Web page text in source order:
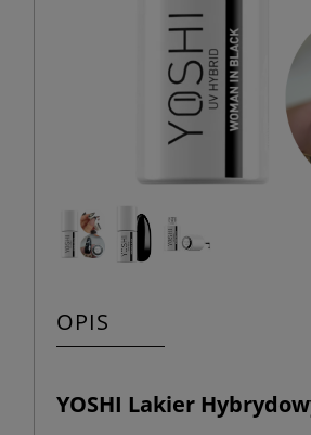
OPIS
YOSHI Lakier